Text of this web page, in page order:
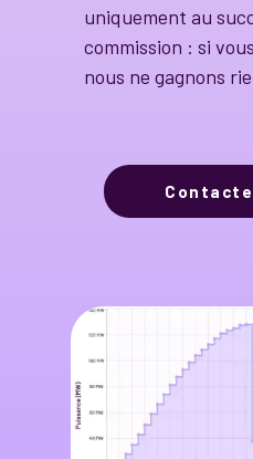
uniquement au
commission : si
nous ne gagnons